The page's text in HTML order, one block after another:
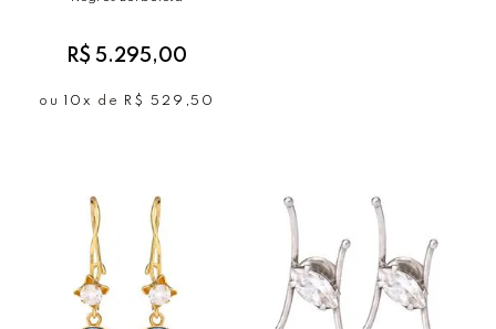
R$ 5.295,00
ou 10x de R$ 529,50